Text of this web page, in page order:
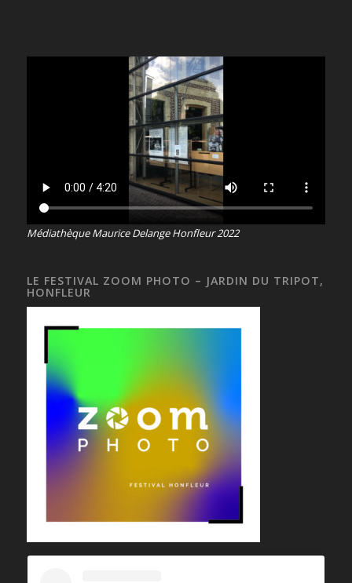
Médiathèque Maurice Delange Honfleur 2022
LE FESTIVAL ZOOM PHOTO – JARDIN DU TRIPOT,
HONFLEUR